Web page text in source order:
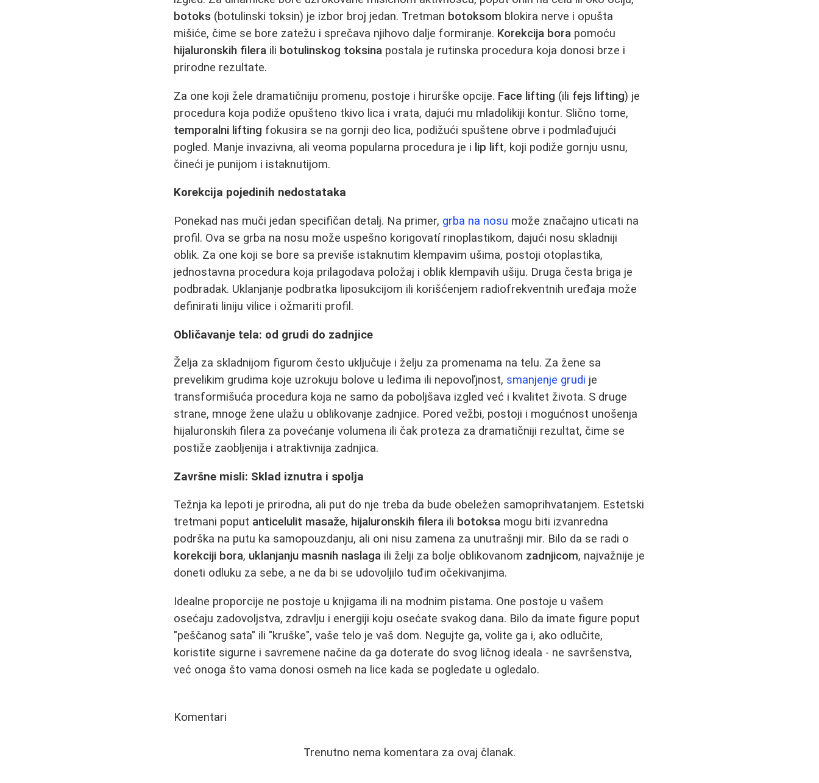
botoks (botulinski toksin) je izbor broj jedan. Tretman botoksom blokira nerve i opušta
mišiće, čime se bore zatežu i sprečava njihovo dalje formiranje. Korekcija bora pomoću
hijaluronskih filera ili botulinskog toksina postala je rutinska procedura koja donosi brze i
prirodne rezultate.
Za one koji žele dramatičniju promenu, postoje i hirurške opcije. Face lifting (ili fejs lifting) je
procedura koja podiže opušteno tkivo lica i vrata, dajući mu mladolikiji kontur. Slično tome,
temporalni lifting fokusira se na gornji deo lica, podižući spuštene obrve i podmlađujući
pogled. Manje invazivna, ali veoma popularna procedura je i lip lift, koji podiže gornju usnu,
čineći je punijom i istaknutijom.
Korekcija pojedinih nedostataka
Ponekad nas muči jedan specifičan detalj. Na primer, grba na nosu može značajno uticati na
profil. Ova se grba na nosu može uspešno korigovatí rinoplastikom, dajući nosu skladniji
oblik. Za one koji se bore sa previše istaknutim klempavim ušima, postoji otoplastika,
jednostavna procedura koja prilagodava položaj i oblik klempavih ušiju. Druga česta briga je
podbradak. Uklanjanje podbratka liposukcijom ili korišćenjem radiofrekventnih uređaja može
definirati liniju vilice i ožmariti profil.
Obličavanje tela: od grudi do zadnjice
Želja za skladnijom figurom često uključuje i želju za promenama na telu. Za žene sa
prevelikim grudima koje uzrokuju bolove u leđima ili nepovoľjnost, smanjenje grudi je
transformišuća procedura koja ne samo da poboljšava izgled već i kvalitet života. S druge
strane, mnoge žene ulažu u oblikovanje zadnjice. Pored vežbi, postoji i mogućnost unošenja
hijaluronskih filera za povećanje volumena ili čak proteza za dramatičniji rezultat, čime se
postiže zaobljenija i atraktivnija zadnjica.
Završne misli: Sklad iznutra i spolja
Težnja ka lepoti je prirodna, ali put do nje treba da bude obeležen samoprihvatanjem. Estetski
tretmani poput anticelulit masaže, hijaluronskih filera ili botoksa mogu biti izvanredna
podrška na putu ka samopouzdanju, ali oni nisu zamena za unutrašnji mir. Bilo da se radi o
korekciji bora, uklanjanju masnih naslaga ili želji za bolje oblikovanom zadnjicom, najvažnije je
doneti odluku za sebe, a ne da bi se udovoljilo tuđim očekivanjima.
Idealne proporcije ne postoje u knjigama ili na modnim pistama. One postoje u vašem
osećaju zadovoljstva, zdravlju i energiji koju osećate svakog dana. Bilo da imate figure poput
"peščanog sata" ili "kruške", vaše telo je vaš dom. Negujte ga, volite ga i, ako odlučite,
koristite sigurne i savremene načine da ga doterate do svog ličnog ideala - ne savršenstva,
već onoga što vama donosi osmeh na lice kada se pogledate u ogledalo.
Komentari
Trenutno nema komentara za ovaj članak.